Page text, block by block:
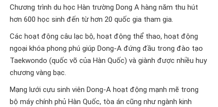
Chương trình du học Hàn trường Dong A hàng năm thu hút
hơn 600 học sinh đến từ hơn 20 quốc gia tham gia.
Các hoạt động câu lạc bộ, hoạt động thể thao, hoạt động
ngoại khóa phong phú giúp Dong-A đứng đầu trong đào tạo
Taekwondo (quốc võ của Hàn Quốc) và giành được nhiều huy
chương vàng bạc.
Mạng lưới cựu sinh viên Dong-A hoạt động mạnh mẽ trong
bộ máy chính phủ Hàn Quốc, tòa án cũng như ngành kinh